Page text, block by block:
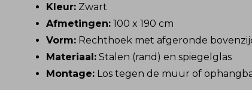
Kleur: Zwart
Afmetingen: 100 x 190 cm
Vorm: Rechthoek met afgeronde
Materiaal: Stalen (rand) en spiegelglas
Montage: Los tegen de muur of